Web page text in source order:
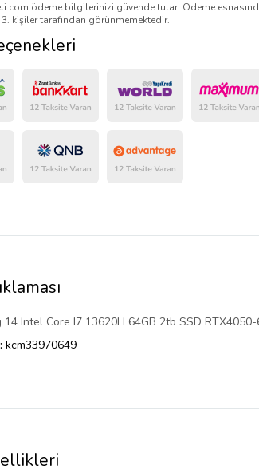
ödeme bilgilerinizi güvende tutar. Ödeme
kişiler tarafından görünmemektedir.
14 Intel Core I7 13620H 64GB 2tb SSD
kcm33970649